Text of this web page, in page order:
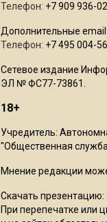
Телефон: +7 909 936-
Дополнительные email:
Телефон: +7 495 004-
Сетевое издание
ЭЛ № ФС77-73861.
18+
Учредитель:
"Общественная
Мнение редакции
Скачать презентацию:
При перепечатке или